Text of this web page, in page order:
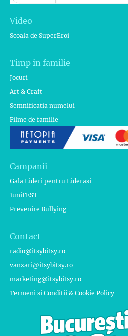
Video
Scoala de SuperEroi
Timp in familie
Jocuri
Art & Craft
Semnificatia numelui
Filme de familie
Campanii
Gala Lideri pentru Liderasi
1uniFEST
Prevenire Bullying
Contact
radio@itsybitsy.ro
vanzari@itsybitsy.ro
marketing@itsybitsy.ro
Termeni si Conditii & Cookie Policy